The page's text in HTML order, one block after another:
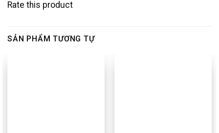
Rate this product
SẢN PHẨM TƯƠNG TỰ